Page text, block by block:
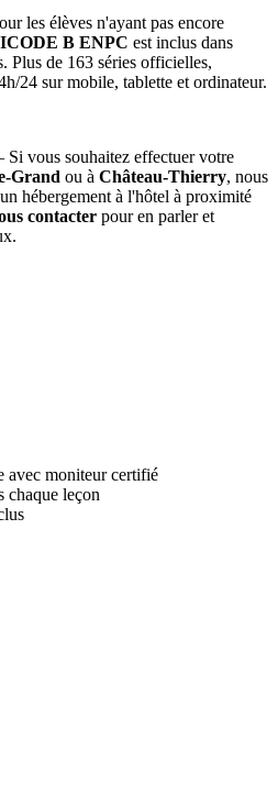
les élèves n'ayant pas encore
B ENPC est inclus dans
Plus de 163 séries officielles,
24 sur mobile, tablette et ordinateur.
vous souhaitez effectuer votre
Grand ou à Château-Thierry, nous
hébergement à l'hôtel à proximité
contacter pour en parler et
avec moniteur certifié
chaque leçon